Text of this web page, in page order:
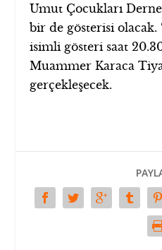
Umut Çocukları
bir de gösterisi olacak.
isimli gösteri saat
Muammer Karaca
gerçekleşecek.